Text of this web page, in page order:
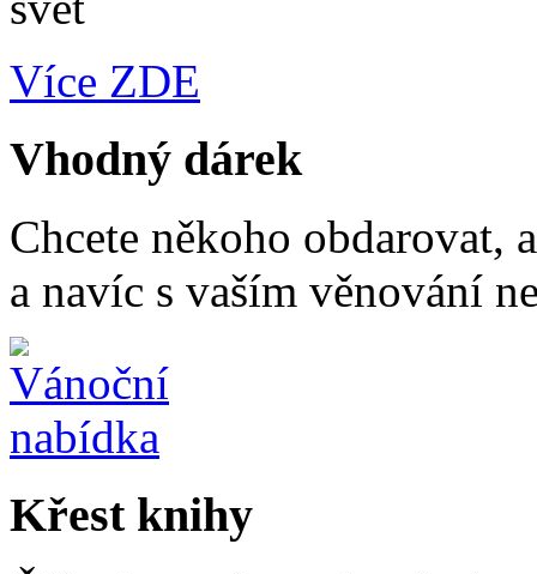
Více ZDE
Vhodný dárek
Chcete někoho obdarovat,
a navíc s vaším věnování
Křest knihy